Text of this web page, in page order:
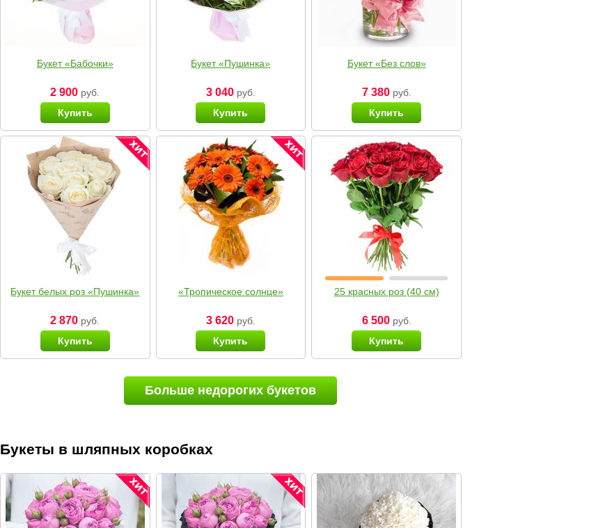
Букет «Бабочки»
2 900 руб.
Купить
Букет «Пушинка»
3 040руб.
Купить
Букет «Без слов»
7 380руб.
Купить
Букет белых роз «Пушинка»
2 870 руб.
Купить
«Тропическое солнце»
3 620руб.
Купить
25 красных роз (40 см)
6 500руб.
Купить
Больше недорогих букетов
Букеты в шляпных коробках